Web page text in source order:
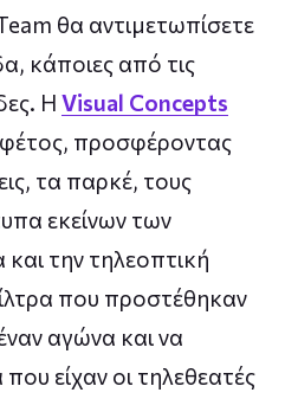
θα αντιμετωπίσετε
κάποιες από τις
Η Visual Concepts
προσφέροντας
τα παρκέ, τους
εκείνων των
την τηλεοπτική
που προστέθηκαν
αγώνα και να
είχαν οι τηλεθεατές